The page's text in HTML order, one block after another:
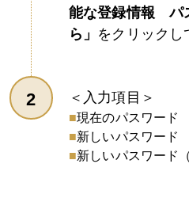
能な登録情報 パ
ら」 をクリックし
＜入力項目＞
現在のパスワード
新しいパスワード
新しいパスワード